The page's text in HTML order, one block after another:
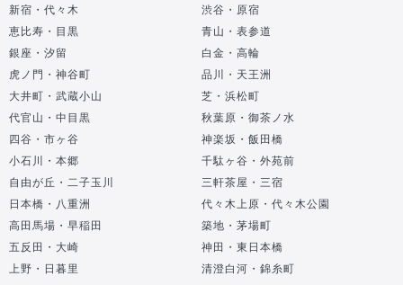
新宿・代々木
渋谷・原宿
恵比寿・目黒
青山・表参道
銀座・汐留
白金・高輪
虎ノ門・神谷町
品川・天王洲
大井町・武蔵小山
芝・浜松町
代官山・中目黒
秋葉原・御茶ノ水
四谷・市ヶ谷
神楽坂・飯田橋
小石川・本郷
千駄ヶ谷・外苑前
自由が丘・二子玉川
三軒茶屋・三宿
日本橋・八重洲
代々木上原・代々木公園
高田馬場・早稲田
築地・茅場町
五反田・大崎
神田・東日本橋
上野・日暮里
清澄白河・錦糸町